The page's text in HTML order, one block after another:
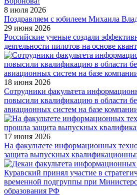
8 июля 2026
Поздравляем с юбилеем Михаила
29 июня 2026
Российские ученые создали
деятельности пилотов на основе
18 июня 2026
Сотрудники факультета
повысили квалификацию в области
авиационных систем на базе
17 июня 2026
На факультете информационных
защита выпускных